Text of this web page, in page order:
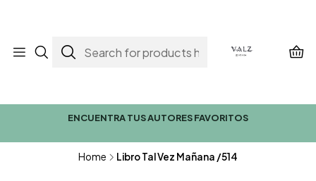
ENCUENTRA TUS AUTORES FAVORITOS
Home Libro Tal Vez Mañana /514